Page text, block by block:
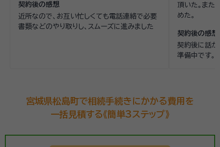
契約後の感想
近所なので、お互い忙しくても電話連絡で必要
書類などのやり取りし、スムーズに進みました
頂いた。また
めた。
契約後の感想
契約後に話が
準備中です。
宮城県松島町で相続手続きにかかる費用を
一括見積する《簡単3ステップ》